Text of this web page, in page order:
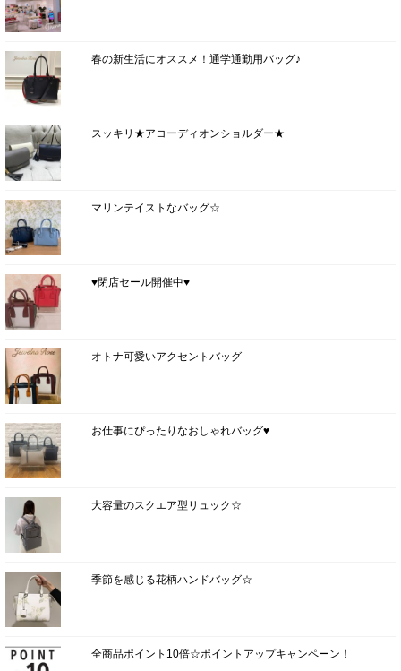
春の新生活にオススメ！通学通勤用バッグ♪
スッキリ★アコーディオンショルダー★
マリンテイストなバッグ☆
♥閉店セール開催中♥
オトナ可愛いアクセントバッグ
お仕事にぴったりなおしゃれバッグ♥
大容量のスクエア型リュック☆
季節を感じる花柄ハンドバッグ☆
全商品ポイント10倍☆ポイントアップキャンペーン！